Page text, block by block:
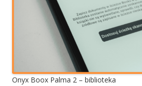
Onyx Boox Palma 2 – biblioteka